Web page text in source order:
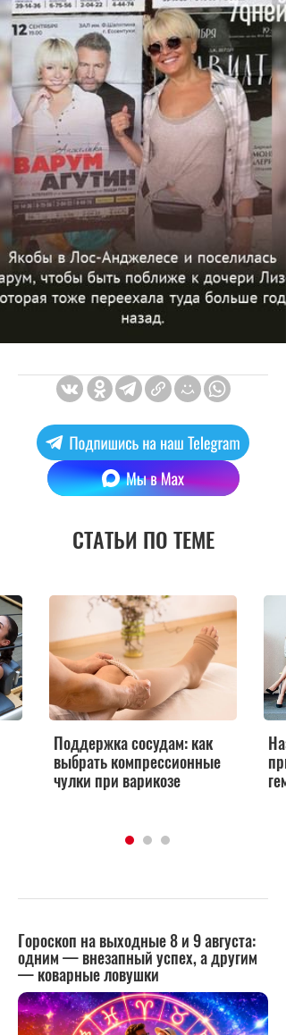
СТАТЬИ ПО ТЕМЕ
Поддержка сосудам: как
выбрать компрессионные
чулки при варикозе